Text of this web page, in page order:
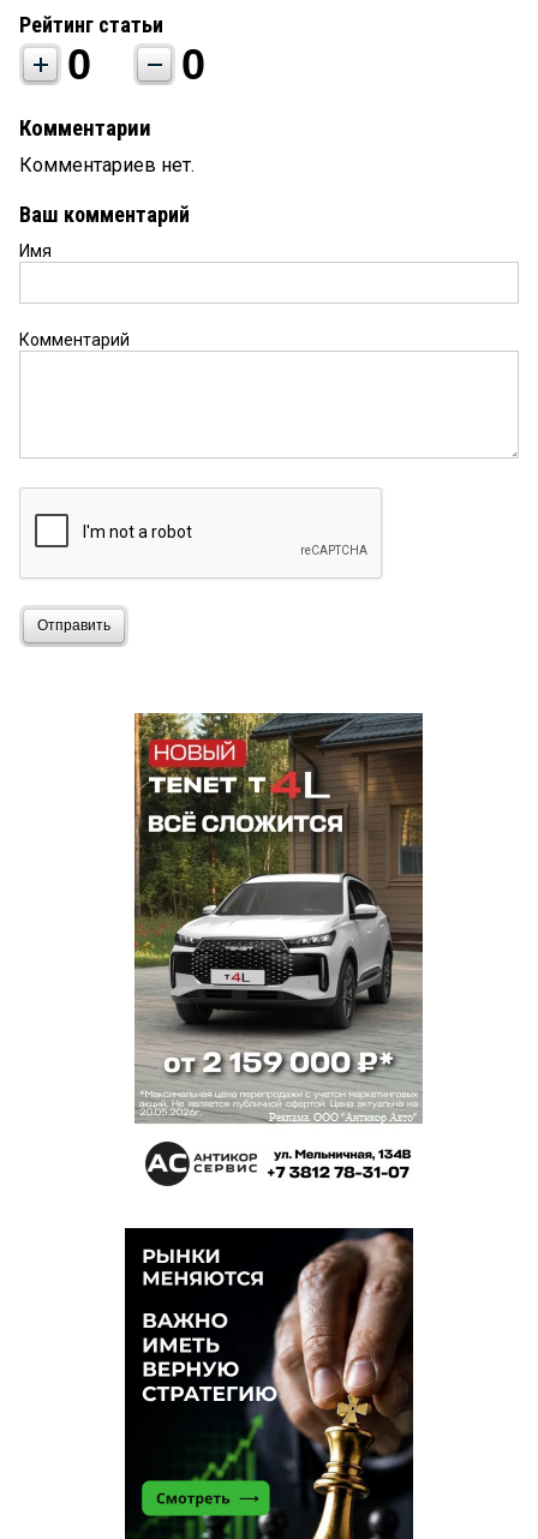
Рейтинг статьи
0 0
Комментарии
Комментариев нет.
Ваш комментарий
Имя
Комментарий
Отправить